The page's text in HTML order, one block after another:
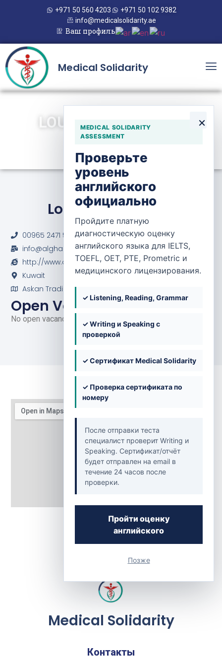
+971 50 560 4203
+971 50 102 9382
info@medicalsolidarity.ae
Ваш профиль
Medical Solidarity
×
MEDICAL SOLIDARITY
ASSESSMENT
Проверьте
уровень
английского
официально
Пройдите платную
диагностическую оценку
английского языка для IELTS,
TOEFL, OET, PTE, Prometric и
медицинского лицензирования.
✓ Listening, Reading, Grammar
✓ Writing и Speaking с
проверкой
✓ Сертификат Medical Solidarity
✓ Проверка сертификата по
номеру
После отправки теста
специалист проверит Writing и
Speaking. Сертификат/отчёт
будет отправлен на email в
течение 24 часов после
проверки.
Пройти оценку
английского
Позже
LOULAT AL-GHANIM
PHARMACY
Loulat Al-Ghanim
Pharmacy
00965 2471 5931 / 965 22259804
info@alghanimhc.com
http://www.alghanimhc.com/
Kuwait
Askan Trading Complex Fire Station Street Ferwaniya
Open Vacancies
No open vacancies at the moment.
Back to Clinics
Medical Solidarity
Контакты